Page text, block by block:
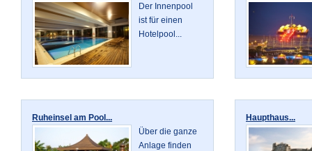
Der Innenpool
ist für einen
Hotelpool...
Ruheinsel am Pool...
Über die ganze
Anlage finden
Haupthaus...